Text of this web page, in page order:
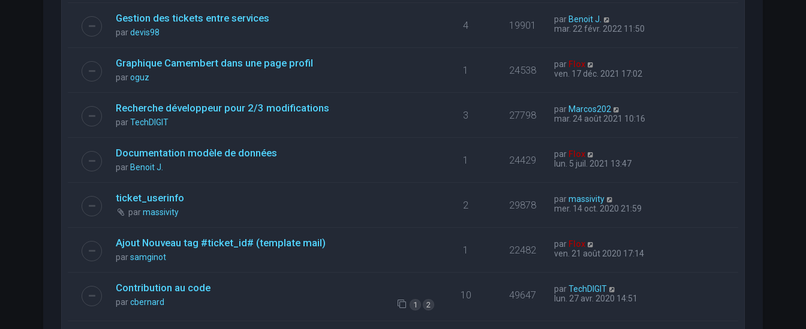
Gestion des tickets entre services
pardevis98
4 19901 par Benoit J.
mar. 22 févr. 2022 11:50
Graphique Camembert dans une page profil
paroguz
1 24538 par Flox
ven. 17 déc. 2021 17:02
Recherche développeur pour 2/3 modifications
parTechDIGIT
3 27798 par Marcos202
mar. 24 août 2021 10:16
Documentation modèle de données
par Benoit J.
1 24429 par Flox
lun. 5 juil. 2021 13:47
ticket_userinfo
parmassivity
2 29878 parmassivity
mer. 14 oct. 2020 21:59
Ajout Nouveau tag #ticket_id# (template mail)
parsamginot
1 22482 par Flox
ven. 21 août 2020 17:14
Contribution au code
parcbernard 1 2
10 49647 parTechDIGIT
lun. 27 avr. 2020 14:51